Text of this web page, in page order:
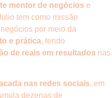
mentor de negócios e
tem como missão
por meio da
e prática, tendo
de reais em resultados nas
nas redes sociais, em
dezenas de